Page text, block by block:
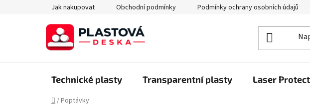
Jak nakupovat Obchodní podmínky Podmínky ochrany osobních údajů
Technické plasty Transparentní plasty Laser
Domů
/Poptávky